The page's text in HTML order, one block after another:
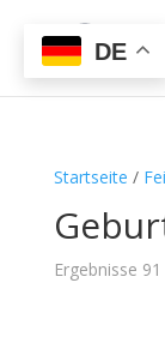
Startseite /
Ergebnisse
DE